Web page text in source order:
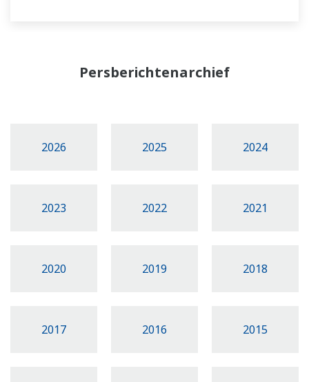
Persberichtenarchief
2026 2025 2024
2023 2022 2021
2020 2019 2018
2017 2016 2015